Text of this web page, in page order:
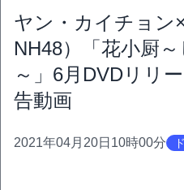
ヤン・カイチョン
NH48）「花小厨
～」6月DVDリリ
告動画
2021年04月20日10時00分